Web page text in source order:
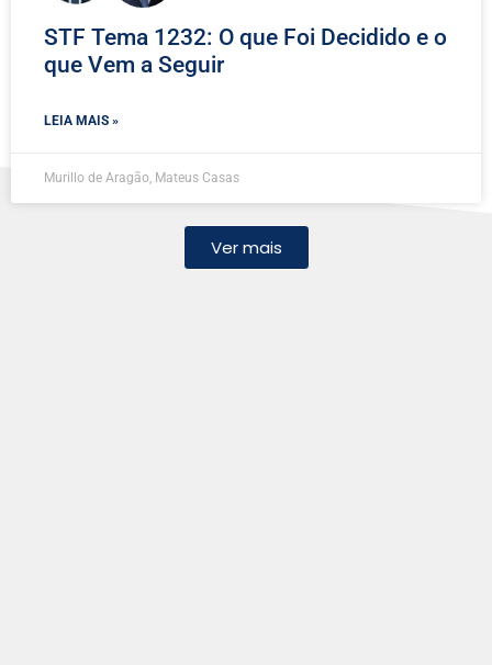
STF Tema 1232: O que Foi Decidido e o
que Vem a Seguir
LEIA MAIS »
Murillo de Aragão, Mateus Casas
Ver mais